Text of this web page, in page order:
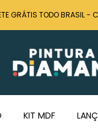
GRÁTIS TODO BRASIL -
KIT MDF